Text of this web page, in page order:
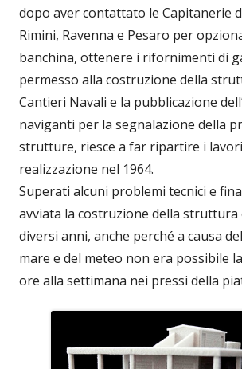
dopo aver contattato le Capitanerie
Rimini, Ravenna e Pesaro per
banchina, ottenere i rifornimenti di
permesso alla costruzione della
Cantieri Navali e la pubblicazione
naviganti per la segnalazione della
strutture, riesce a far ripartire i
realizzazione nel 1964.
Superati alcuni problemi tecnici e
avviata la costruzione della struttura
diversi anni, anche perché a causa
mare e del meteo non era possibile
ore alla settimana nei pressi della